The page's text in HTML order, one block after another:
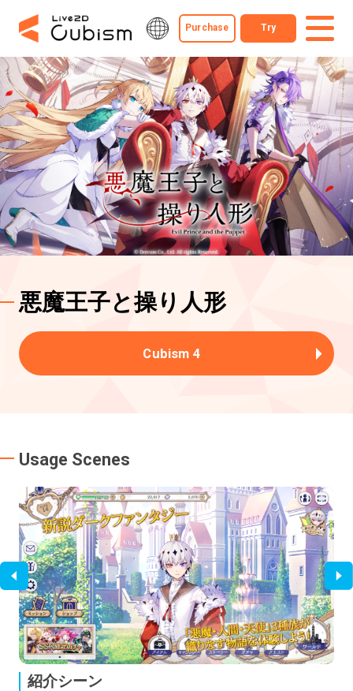
Purchase Try
悪魔王子と操り人形
Cubism 4
Usage Scenes
紹介シーン